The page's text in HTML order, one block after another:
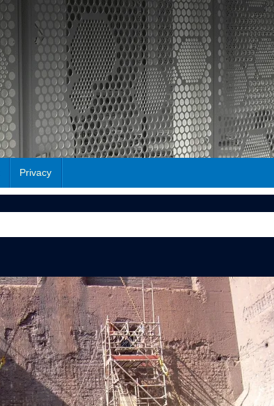
Privacy